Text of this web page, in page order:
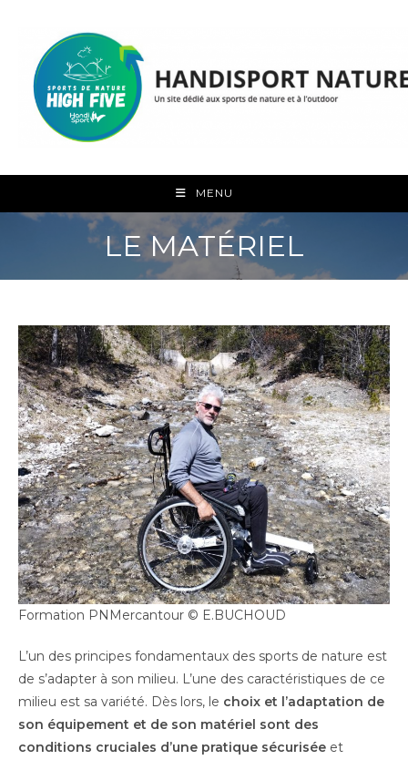
content
MENU
LE MATÉRIEL
Formation PNMercantour © E.BUCHOUD
L’un des principes fondamentaux des sports de nature est
de s’adapter à son milieu. L’une des caractéristiques de ce
milieu est sa variété. Dès lors, le choix et l’adaptation de
son équipement et de son matériel sont des
conditions cruciales d’une pratique sécurisée et